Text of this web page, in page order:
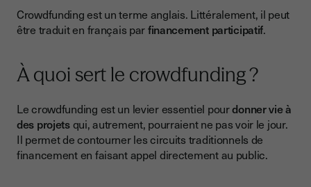
Crowdfunding est un terme anglais. Littéralement, il peut
être traduit en français parfinancement participatif.
À quoi sert le crowdfunding ?
Le crowdfunding est un levier essentiel pourdonner vie à
des projetsqui, autrement, pourraient ne pas voir le jour.
Il permet de contourner les circuits traditionnels de
financement en faisant appel directement au public.